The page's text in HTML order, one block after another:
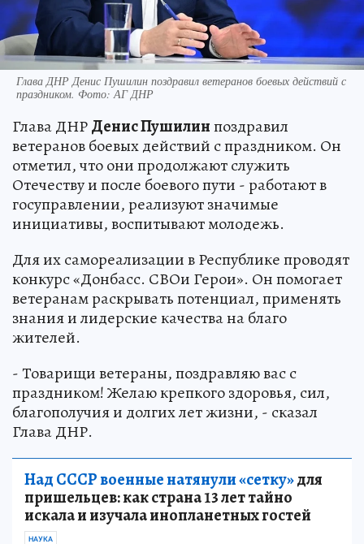
Глава ДНР Денис Пушилин поздравил ветеранов боевых действий с
праздником. Фото: АГ ДНР
Глава ДНРДенис Пушилинпоздравил
ветеранов боевых действий с праздником. Он
отметил, что они продолжают служить
Отечеству и после боевого пути - работают в
госуправлении, реализуют значимые
инициативы, воспитывают молодежь.
Для их самореализации в Республике проводят
конкурс «Донбасс. СВОи Герои». Он помогает
ветеранам раскрывать потенциал, применять
знания и лидерские качества на благо
жителей.
- Товарищи ветераны, поздравляю вас с
праздником! Желаю крепкого здоровья, сил,
благополучия и долгих лет жизни, - сказал
Глава ДНР.
Над СССР военные натянули «сетку»для
пришельцев: как страна 13 лет тайно
искала и изучала инопланетных гостей
НАУКА